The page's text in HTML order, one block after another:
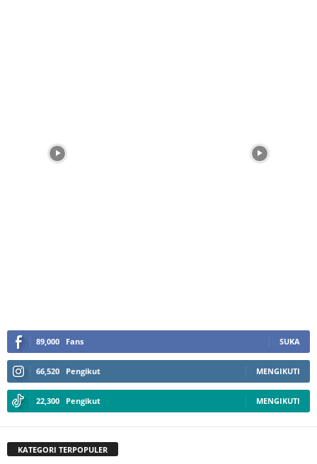
89,000 Fans SUKA
66,520 Pengikut MENGIKUTI
22,300 Pengikut MENGIKUTI
KATEGORI TERPOPULER